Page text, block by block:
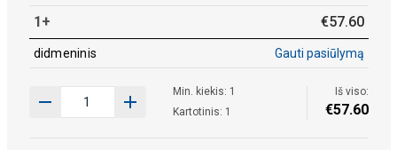
1+ €57.60
didmeninis Gauti pasiūlymą
Min. kiekis: 1
Kartotinis: 1
Iš viso:
€57.60